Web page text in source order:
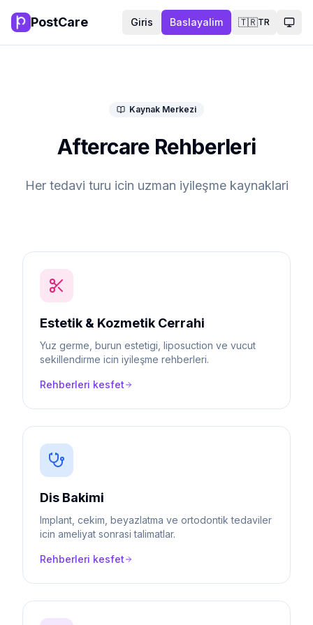
PostCare Giris Baslayalim 🇹🇷TR
Kaynak Merkezi
Aftercare Rehberleri
Her tedavi turu icin uzman iyileşme kaynaklari
Estetik & Kozmetik Cerrahi
Yuz germe, burun estetigi, liposuction ve vucut
sekillendirme icin iyileşme rehberleri.
Rehberleri kesfet
Dis Bakimi
Implant, cekim, beyazlatma ve ortodontik tedaviler
icin ameliyat sonrasi talimatlar.
Rehberleri kesfet